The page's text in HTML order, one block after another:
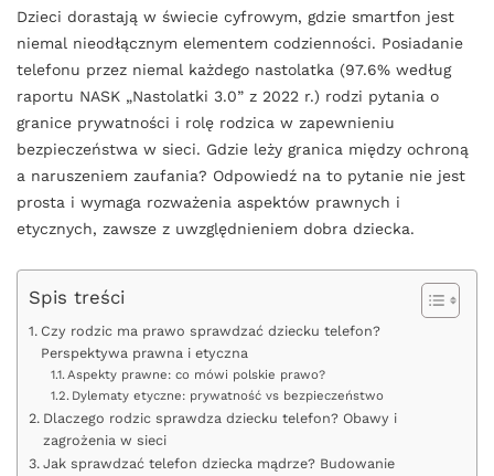
Dzieci dorastają w świecie cyfrowym, gdzie smartfon jest
niemal nieodłącznym elementem codzienności. Posiadanie
telefonu przez niemal każdego nastolatka (97.6% według
raportu NASK „Nastolatki 3.0” z 2022 r.) rodzi pytania o
granice prywatności i rolę rodzica w zapewnieniu
bezpieczeństwa w sieci. Gdzie leży granica między ochroną
a naruszeniem zaufania? Odpowiedź na to pytanie nie jest
prosta i wymaga rozważenia aspektów prawnych i
etycznych, zawsze z uwzględnieniem dobra dziecka.
Spis treści
Czy rodzic ma prawo sprawdzać dziecku telefon?
Perspektywa prawna i etyczna
Aspekty prawne: co mówi polskie prawo?
Dylematy etyczne: prywatność vs bezpieczeństwo
Dlaczego rodzic sprawdza dziecku telefon? Obawy i
zagrożenia w sieci
Jak sprawdzać telefon dziecka mądrze? Budowanie